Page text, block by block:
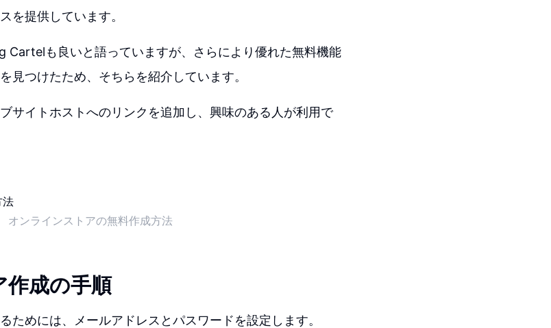
を提供しています。
Cartelも良いと語っていますが、さらにより優れた無料機能
見つけたため、そちらを紹介しています。
サイトホストへのリンクを追加し、興味のある人が利用で
オンラインストアの無料作成方法
成の手順
ためには、メールアドレスとパスワードを設定します。